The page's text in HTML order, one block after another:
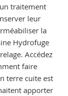
traitement
leur
la
Hydrofuge
Accédez
faire
terre cuite est
apporter